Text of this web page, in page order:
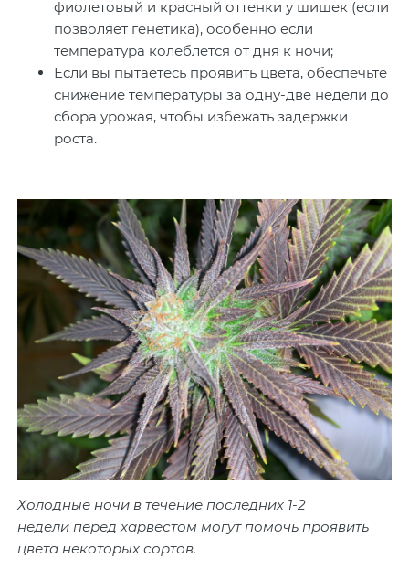
фиолетовый и красный оттенки у шишек (если
позволяет генетика), особенно если
температура колеблется от дня к ночи;
Если вы пытаетесь проявить цвета, обеспечьте
снижение температуры за одну-две недели до
сбора урожая, чтобы избежать задержки
роста.
Холодные ночи в течение последних 1-2
недели перед харвестом могут помочь проявить
цвета некоторых сортов.